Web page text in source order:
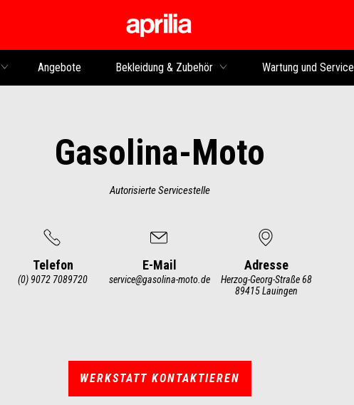
Angebote Bekleidung & Zubehör Wartung und Service
Gasolina-Moto
Autorisierte Servicestelle
Telefon
(0) 9072 7089720
E-Mail
service@gasolina-moto.de
Adresse
Herzog-Georg-Straße 68
89415 Lauingen
WERKSTATT KONTAKTIEREN